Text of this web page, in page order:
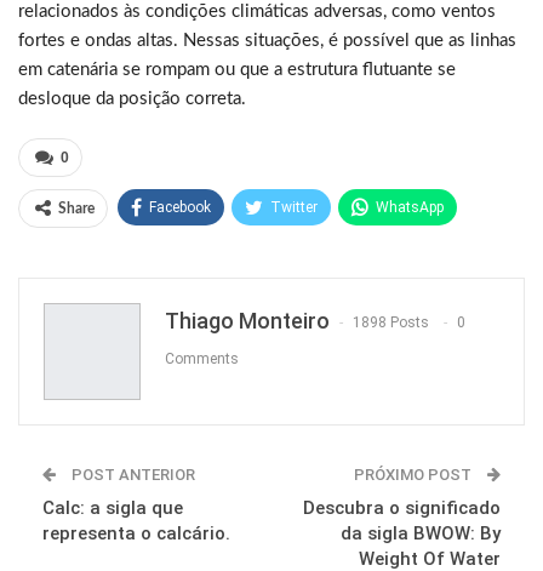
relacionados às condições climáticas adversas, como ventos
fortes e ondas altas. Nessas situações, é possível que as linhas
em catenária se rompam ou que a estrutura flutuante se
desloque da posição correta.
0
Share Facebook Twitter WhatsApp
Thiago Monteiro 1898 Posts 0
Comments
POST ANTERIOR
Calc: a sigla que
representa o calcário.
PRÓXIMO POST
Descubra o significado
da sigla BWOW: By
Weight Of Water